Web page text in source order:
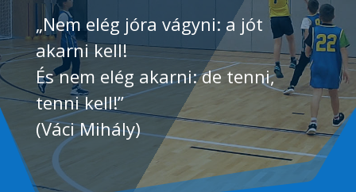
„Nem elég jóra vágyni: a jót
akarni kell!
És nem elég akarni: de tenni,
tenni kell!”
(Váci Mihály)